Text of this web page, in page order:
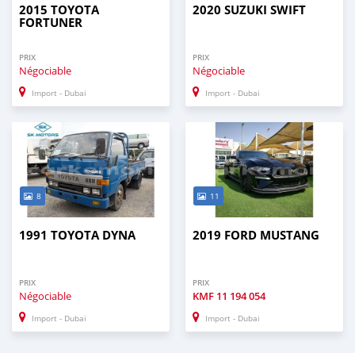
2015 TOYOTA
FORTUNER
PRIX
Négociable
Import - Dubai
2020 SUZUKI SWIFT
PRIX
Négociable
Import - Dubai
8
1991 TOYOTA DYNA
PRIX
Négociable
Import - Dubai
11
2019 FORD MUSTANG
PRIX
KMF 11 194 054
Import - Dubai